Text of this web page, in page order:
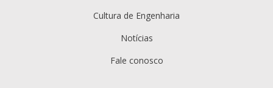
Cultura de Engenharia
Notícias
Fale conosco